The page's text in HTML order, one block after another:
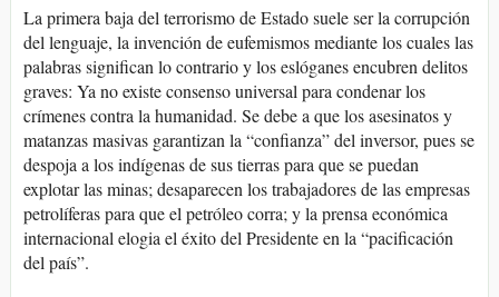
La primera baja del terrorismo de Estado suele ser la corrupción
del lenguaje, la invención de eufemismos mediante los cuales las
palabras significan lo contrario y los eslóganes encubren delitos
graves: Ya no existe consenso universal para condenar los
crímenes contra la humanidad. Se debe a que los asesinatos y
matanzas masivas garantizan la “confianza” del inversor, pues se
despoja a los indígenas de sus tierras para que se puedan
explotar las minas; desaparecen los trabajadores de las empresas
petrolíferas para que el petróleo corra; y la prensa económica
internacional elogia el éxito del Presidente en la “pacificación
del país”.